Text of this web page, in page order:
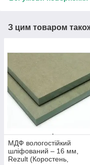
З цим товаром
МДФ вологостійкий
шліфований ‒ 16 мм,
Rezult (Коростень,